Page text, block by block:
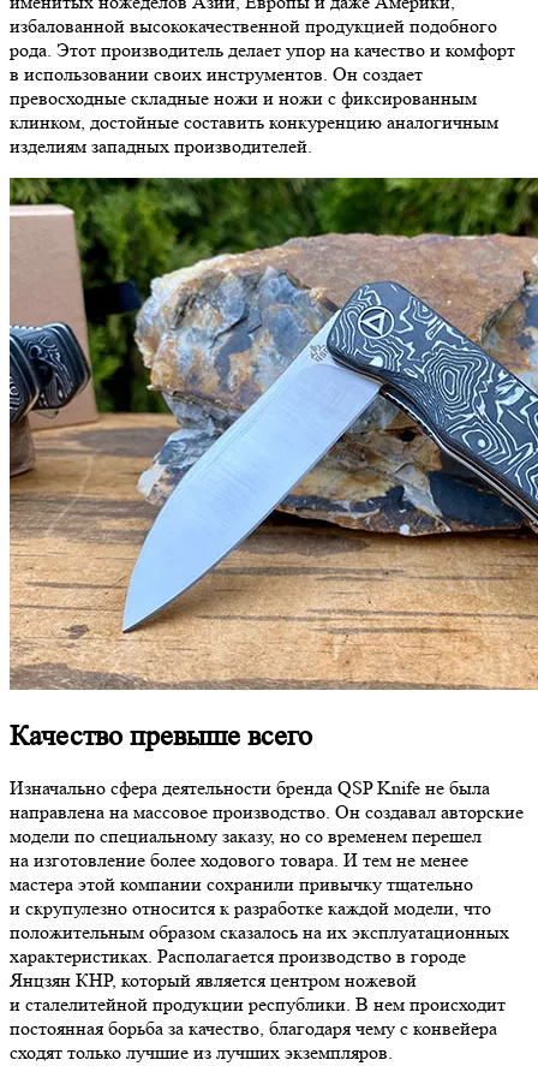
избалованной высококачественной продукцией подобного
рода. Этот производитель делает упор на качество и комфорт
в использовании своих инструментов. Он создает
превосходные складные ножи и ножи с фиксированным
клинком, достойные составить конкуренцию аналогичным
изделиям западных производителей.
Качество превыше всего
Изначально сфера деятельности бренда QSP Knife не была
направлена на массовое производство. Он создавал авторские
модели по специальному заказу, но со временем перешел
на изготовление более ходового товара. И тем не менее
мастера этой компании сохранили привычку тщательно
и скрупулезно относится к разработке каждой модели, что
положительным образом сказалось на их эксплуатационных
характеристиках. Располагается производство в городе
Янцзян КНР, который является центром ножевой
и сталелитейной продукции республики. В нем происходит
постоянная борьба за качество, благодаря чему с конвейера
сходят только лучшие из лучших экземпляров.